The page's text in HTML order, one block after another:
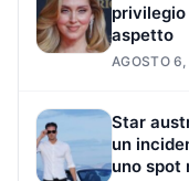
privilegio
aspetto
AGOSTO
Star
un
uno spot